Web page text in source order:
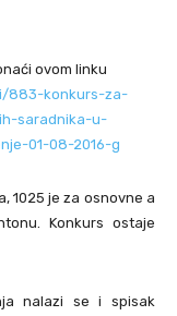
ovom linku
883-konkurs-za-
saradnika-u-
01-08-2016-g
1025 je za osnovne a
Konkurs ostaje
nalazi se i spisak